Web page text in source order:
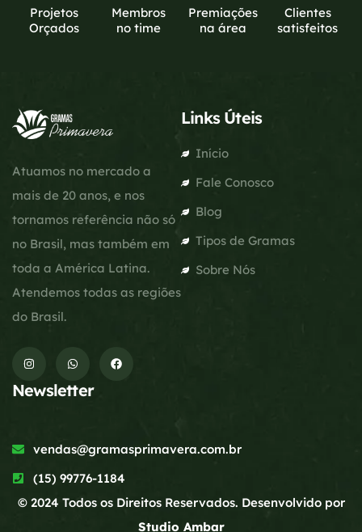
Projetos
Orçados
Membros
no time
Premiações
na área
Clientes
satisfeitos
Atuamos no mercado a
mais de 20 anos, e nos
tornamos referência não só
no Brasil, mas também em
toda a América Latina.
Atendemos todas as regiões
do Brasil.
Links Úteis
Início
Fale Conosco
Blog
Tipos de Gramas
Sobre Nós
Newsletter
vendas@gramasprimavera.com.br
(15) 99776-1184
© 2024 Todos os Direitos Reservados. Desenvolvido por
Studio Ambar